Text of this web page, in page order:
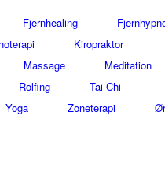
Fjernhealing
Kiropraktor
Massage
Meditation
Rolfing
Tai Chi
Yoga Zoneterapi